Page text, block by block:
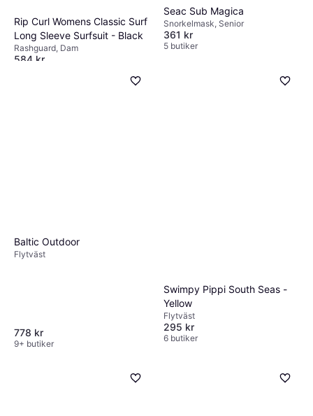
Rip Curl Womens Classic Surf
Long Sleeve Surfsuit - Black
Rashguard, Dam
584 kr
Seac Sub Magica
Snorkelmask, Senior
361 kr
5 butiker
Baltic Outdoor
Flytväst
778 kr
9+ butiker
Swimpy Pippi South Seas -
Yellow
Flytväst
295 kr
6 butiker